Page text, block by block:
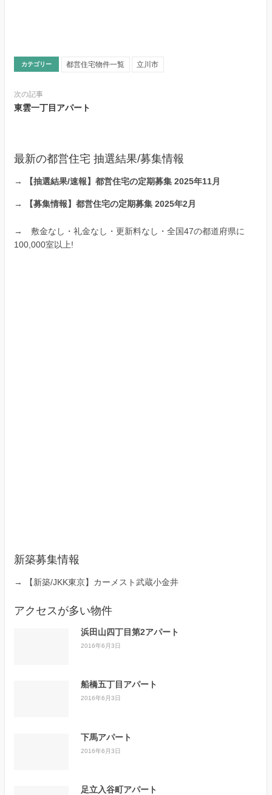
カテゴリー 都営住宅物件一覧 立川市
次の記事
東雲一丁目アパート
最新の都営住宅 抽選結果/募集情報
→ 【抽選結果/速報】都営住宅の定期募集 2025年11月
→ 【募集情報】都営住宅の定期募集 2025年2月
→ 敷金なし・礼金なし・更新料なし・全国47の都道府県に
100,000室以上!
新築募集情報
→ 【新築/JKK東京】カーメスト武蔵小金井
アクセスが多い物件
浜田山四丁目第2アパート
2016年6月3日
船橋五丁目アパート
2016年6月3日
下馬アパート
2016年6月3日
足立入谷町アパート